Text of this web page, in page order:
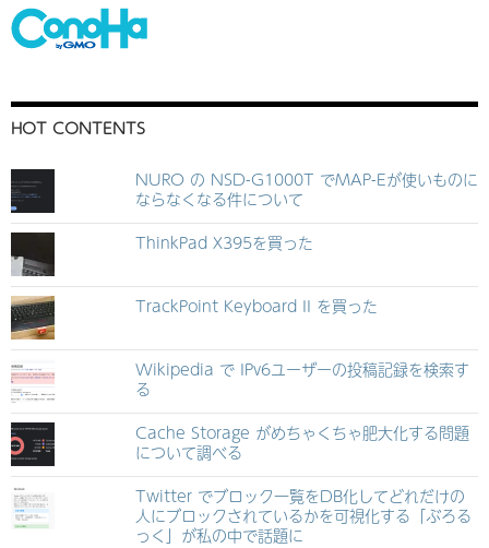
HOT CONTENTS
NURO の NSD-G1000T でMAP-Eが使いものに
ならなくなる件について
ThinkPad X395を買った
TrackPoint Keyboard II を買った
Wikipedia で IPv6ユーザーの投稿記録を検索す
る
Cache Storage がめちゃくちゃ肥大化する問題
について調べる
Twitter でブロック一覧をDB化してどれだけの
人にブロックされているかを可視化する「ぶろる
っく」が私の中で話題に